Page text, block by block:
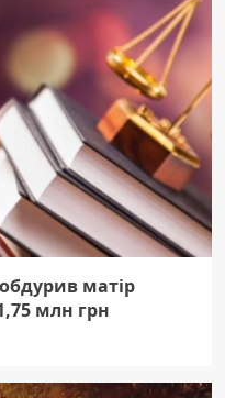
матір
млн грн